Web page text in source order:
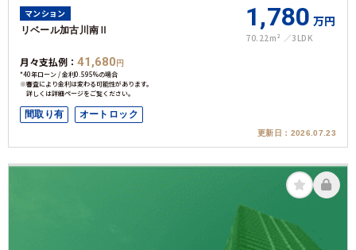
マンション
リベール加古川南Ⅱ 1,780 万円
70.22m² 3LDK
月々支払例： 41,680 円
*40年ローン / 金利0.595%の場合
※審査により金利は変わる可能性があります。
詳しくは詳細ページをご覧ください。
間取り有 オートロック
更新日： 2026.07.23